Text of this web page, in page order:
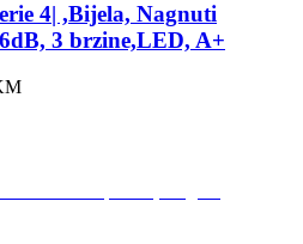
4| ,Bijela, Nagnuti
3 brzine,LED, A+